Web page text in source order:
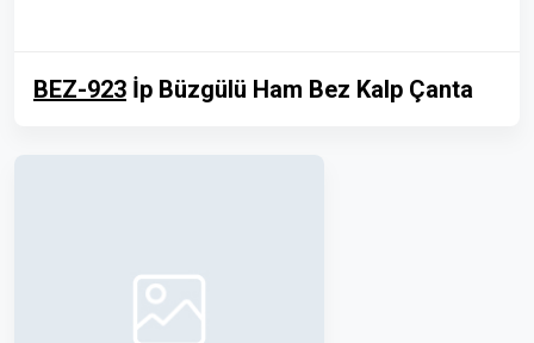
BEZ-923 İp Büzgülü Ham Bez Kalp Çanta